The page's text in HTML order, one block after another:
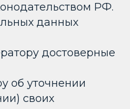
РФ.
данных
достоверные
об уточнении
своих